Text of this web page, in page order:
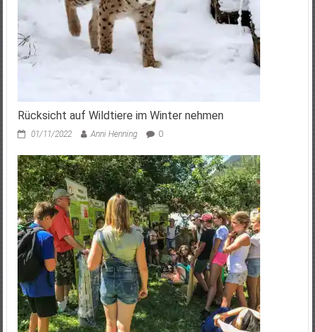
Rücksicht auf Wildtiere im Winter nehmen
01/11/2022 Anni Henning 0